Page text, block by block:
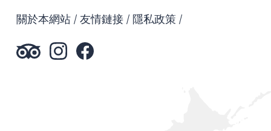
關於本網站 友情鏈接 隱私政策